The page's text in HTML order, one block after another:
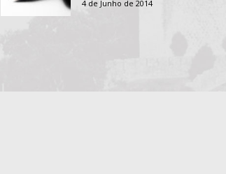
4 de Junho de 2014